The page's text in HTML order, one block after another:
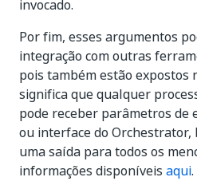
invocado.
Por fim, esses argumentos
integração com outras
pois também estão expostos
significa que qualquer
pode receber parâmetros de
ou interface do
uma saída para todos os
informações disponíveis aqui.